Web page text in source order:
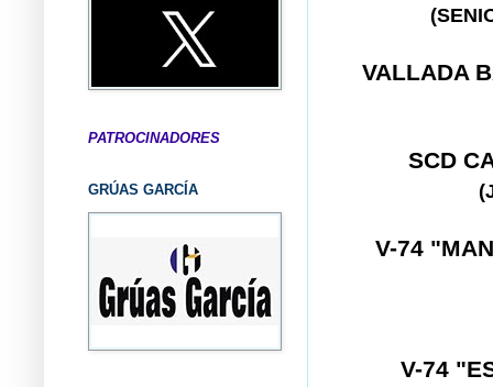
VALLADA
SCD
V-74
V-74
PATROCINADORES
GRÚAS GARCÍA